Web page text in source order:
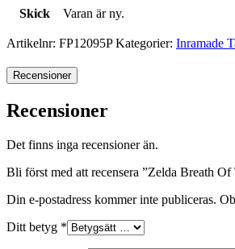
Skick Varan är ny.
Artikelnr: FP12095P Kategorier: Inramade
Recensioner
Recensioner
Det finns inga recensioner än.
Bli först med att recensera ”Zelda Breath
Din e-postadress kommer inte publiceras.
Ditt betyg *